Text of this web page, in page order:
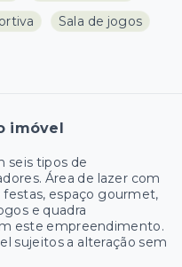
Sala de jogos
imóvel
seis tipos de
Área de lazer com
festas, espaço gourmet,
e quadra
este empreendimento.
sujeitos a alteração sem